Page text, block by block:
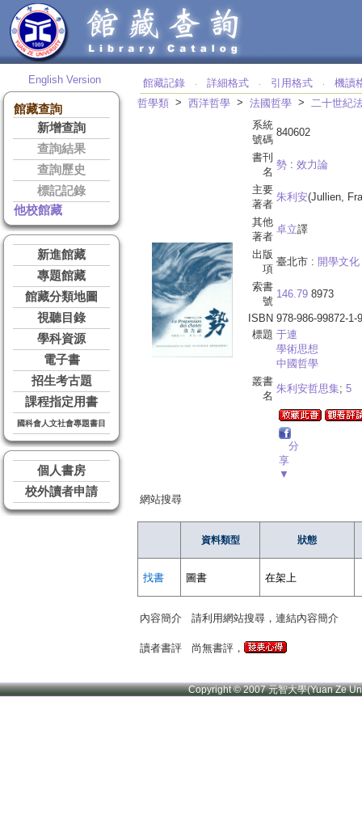
English Version
館藏查詢
新增查詢
查詢結果
查詢歷史
標記記錄
他校館藏
新進館藏
專題館藏
館藏分類地圖
視聽目錄
學科資源
電子書
招生考古題
課程指定用書
國科會人文社會專題書目
個人書房
校外讀者申請
館藏記錄 ‧ 詳細格式 ‧ 引用格式 ‧
機讀
哲學類 > 西洋哲學 > 法國哲學 > 二十世紀
系統
號碼
840602
書刊
名
勢 : 效力論
主要
著者
朱利安(Jullien,
其他
著者
卓立譯
出版
項
臺北市 : 開學文化
索書
號
146.79 8973
ISBN 978-986-99872-1-9
標題 于連
學術思想
中國哲學
叢書
名
朱利安哲思集; 5
分
享
▼
網站搜尋
資料類型 狀態
找書 圖書 在架上
內容簡介 請利用網站搜尋，連結內容簡介
讀者書評 尚無書評，
Copyright © 2007 元智大學(Yuan Ze